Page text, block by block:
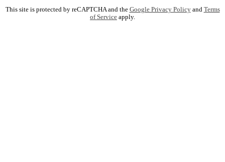
This site is protected by reCAPTCHA and the Google Privacy Policyand Terms
of Service apply.